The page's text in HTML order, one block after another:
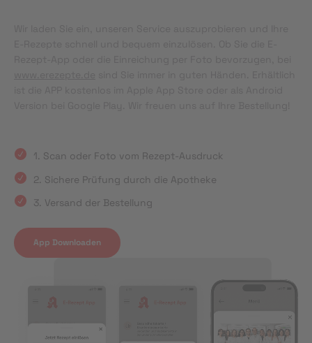
1. Scan oder Foto vom Rezept-Ausdruck
2. Sichere Prüfung durch die Apotheke
3. Versand der Bestellung
App Downloaden